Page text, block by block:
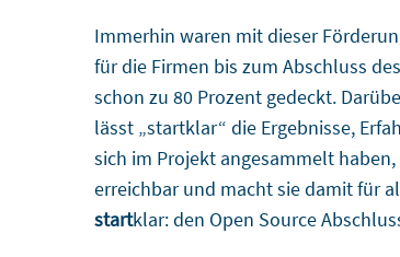
Immerhin waren mit dieser
für die Firmen bis zum Abschluss
schon zu 80 Prozent gedeckt.
lässt „startklar“ die Ergebnisse,
sich im Projekt angesammelt
erreichbar und macht sie damit für
startklar: den Open Source